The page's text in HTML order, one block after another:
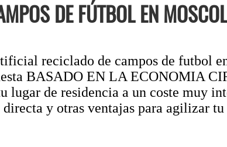
DE FÚTBOL EN
reciclado de campos de futbol
BASADO EN LA ECONOMIA
lugar de residencia a un coste muy
y otras ventajas para agilizar